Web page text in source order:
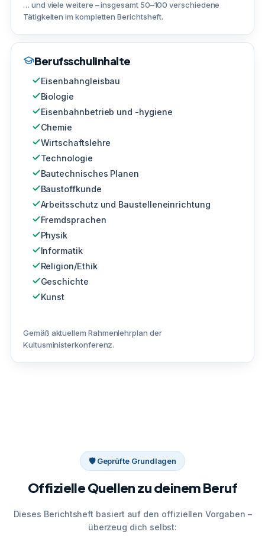
… und viele weitere – insgesamt 50–100 verschiedene
Tätigkeiten im kompletten Berichtsheft.
Berufsschulinhalte
Eisenbahngleisbau
Biologie
Eisenbahnbetrieb und -hygiene
Chemie
Wirtschaftslehre
Technologie
Bautechnisches Planen
Baustoffkunde
Arbeitsschutz und Baustelleneinrichtung
Fremdsprachen
Physik
Informatik
Religion/Ethik
Geschichte
Kunst
Gemäß aktuellem Rahmenlehrplan der
Kultusministerkonferenz.
🛡 Geprüfte Grundlagen
Offizielle Quellen zu deinem Beruf
Dieses Berichtsheft basiert auf den offiziellen Vorgaben –
überzeug dich selbst: